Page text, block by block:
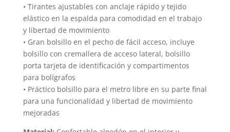
• Tirantes ajustables con anclaje rápido y tejido
elástico en la espalda para comodidad en el trabajo
y libertad de movimiento
• Gran bolsillo en el pecho de fácil acceso, incluye
bolsillo con cremallera de acceso lateral, bolsillo
porta tarjeta de identificación y compartimentos
para bolígrafos
• Práctico bolsillo para el metro libre en su parte final
para una funcionalidad y libertad de movimiento
mejoradas